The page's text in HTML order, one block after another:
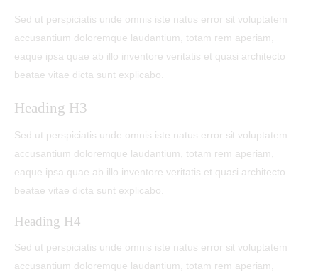
Sed ut perspiciatis unde omnis iste natus error sit voluptatem
accusantium doloremque laudantium, totam rem aperiam,
eaque ipsa quae ab illo inventore veritatis et quasi architecto
beatae vitae dicta sunt explicabo.
Heading H3
Sed ut perspiciatis unde omnis iste natus error sit voluptatem
accusantium doloremque laudantium, totam rem aperiam,
eaque ipsa quae ab illo inventore veritatis et quasi architecto
beatae vitae dicta sunt explicabo.
Heading H4
Sed ut perspiciatis unde omnis iste natus error sit voluptatem
accusantium doloremque laudantium, totam rem aperiam,